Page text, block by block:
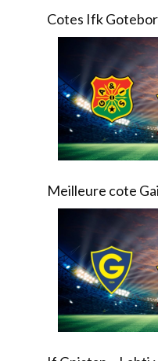
Cotes Ifk
Meilleure cote